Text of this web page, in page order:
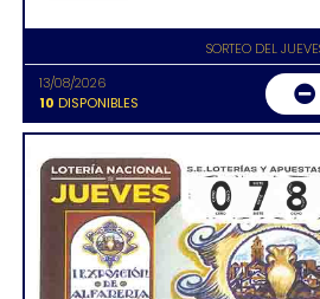
SORTEO DEL
13/08/2026
10 DISPONIBLES